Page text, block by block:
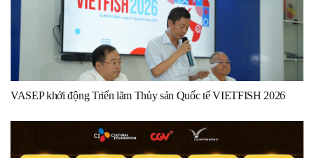
VASEP khởi động Triển lãm Thủy sản Quốc tế VIETFISH 2026